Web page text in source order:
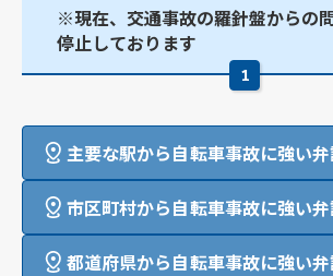
※現在、交通事故の羅針盤からの
停止しております
1
主要な駅から自転車事故に強い
市区町村から自転車事故に強い
都道府県から自転車事故に強い